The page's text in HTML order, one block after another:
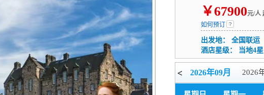
￥67900元/人
如何预订
出发地：
全国联运
酒店星级：
当地4
< 2026年09月 2026
2027年02月